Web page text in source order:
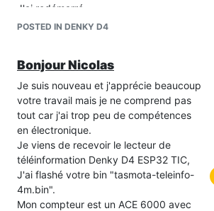
Merci beaucoup,
Gilles
J'ai redémarré.
J'ai peut être oublié quelque chose.
POSTED IN DENKY D4
Bonjour Nicolas
Je suis nouveau et j'apprécie beaucoup
votre travail mais je ne comprend pas
tout car j'ai trop peu de compétences
en électronique.
Je viens de recevoir le lecteur de
téléinformation Denky D4 ESP32 TIC,
J'ai flashé votre bin "tasmota-teleinfo-
4m.bin".
Mon compteur est un ACE 6000 avec